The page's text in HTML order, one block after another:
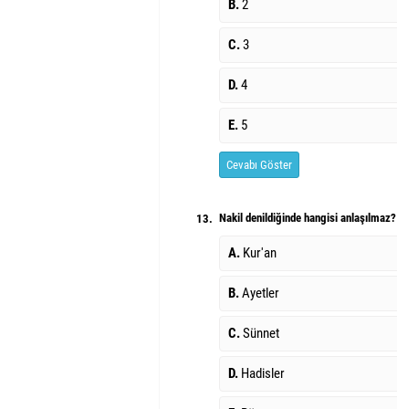
B.2
C.3
D.4
E. 5
Cevabı Göster
13. Nakil denildiğinde hangisi anlaşılmaz?
A. Kur'an
B.Ayetler
C.Sünnet
D. Hadisler